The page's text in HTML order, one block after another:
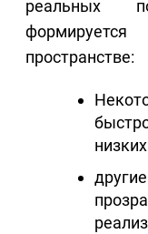
реальных
пространстве: